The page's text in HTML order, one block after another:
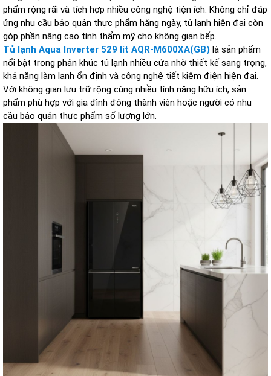
phẩm rộng rãi và tích hợp nhiều công nghệ tiện ích. Không chỉ đáp
ứng nhu cầu bảo quản thực phẩm hằng ngày, tủ lạnh hiện đại còn
góp phần nâng cao tính thẩm mỹ cho không gian bếp.
Tủ lạnh Aqua Inverter 529 lít AQR-M600XA(GB) là sản phẩm
nổi bật trong phân khúc tủ lạnh nhiều cửa nhờ thiết kế sang trọng,
khả năng làm lạnh ổn định và công nghệ tiết kiệm điện hiện đại.
Với không gian lưu trữ rộng cùng nhiều tính năng hữu ích, sản
phẩm phù hợp với gia đình đông thành viên hoặc người có nhu
cầu bảo quản thực phẩm số lượng lớn.